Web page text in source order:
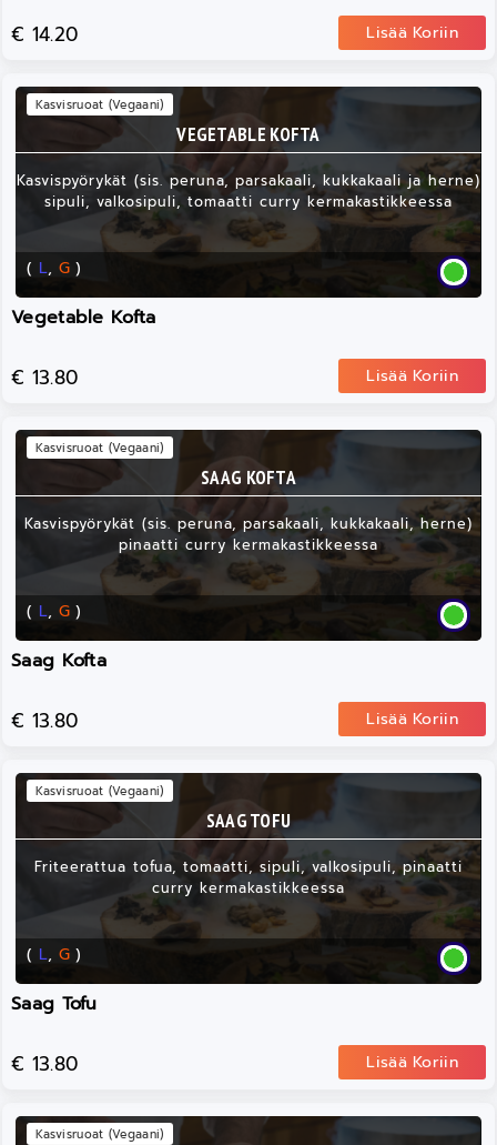
€ 14.20 Lisää Koriin
VEGETABLE KOFTA
Kasvispyörykät (sis. peruna, parsakaali, kukkakaali ja herne)
sipuli, valkosipuli, tomaatti curry kermakastikkeessa
( L, G )
Kasvisruoat (Vegaani)
Vegetable Kofta
€ 13.80 Lisää Koriin
SAAG KOFTA
Kasvispyörykät (sis. peruna, parsakaali, kukkakaali, herne)
pinaatti curry kermakastikkeessa
( L, G )
Kasvisruoat (Vegaani)
Saag Kofta
€ 13.80 Lisää Koriin
SAAG TOFU
Friteerattua tofua, tomaatti, sipuli, valkosipuli, pinaatti
curry kermakastikkeessa
( L, G )
Kasvisruoat (Vegaani)
Saag Tofu
€ 13.80 Lisää Koriin
Kasvisruoat (Vegaani)